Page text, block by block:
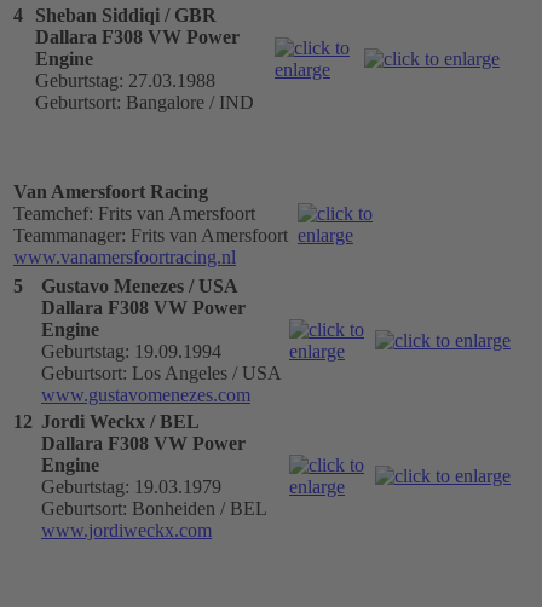
4
Sheban Siddiqi / GBR
Dallara F308 VW Power
Engine
Geburtstag: 27.03.1988
Geburtsort: Bangalore / IND
Van Amersfoort Racing
Teamchef: Frits van Amersfoort
Teammanager: Frits van Amersfoort
www.vanamersfoortracing.nl
5
Gustavo Menezes / USA
Dallara F308 VW Power
Engine
Geburtstag: 19.09.1994
Geburtsort: Los Angeles / USA
www.gustavomenezes.com
12 Jordi Weckx / BEL
Dallara F308 VW Power
Engine
Geburtstag: 19.03.1979
Geburtsort: Bonheiden / BEL
www.jordiweckx.com